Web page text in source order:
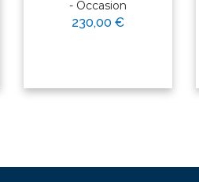
- Occasion
230,00 €